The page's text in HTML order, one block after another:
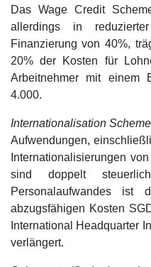
Das Wage Credit
allerdings in
Finanzierung von 40%,
20% der Kosten für
Arbeitnehmer mit einem
4.000.
Internationalisation Scheme
Aufwendungen,
Internationalisierungen
sind doppelt
Personalaufwandes ist
abzugsfähigen Kosten
International Headquarter
verlängert.